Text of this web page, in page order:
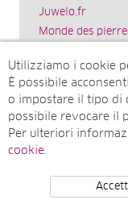
Juwelo.fr
Monde des
El mundo de las
World of
Juwelo.com
Ädelstenarnas
Utilizziamo i cookie
È possibile
o impostare il tipo di
possibile revocare il
Per ulteriori
cookie.